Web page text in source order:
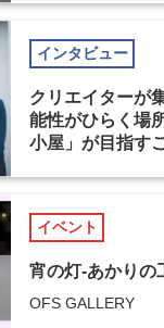
インタビュー
クリエイターが
能性がひらく場
小屋」が目指す
イベント
宵の灯-あかりの
OFS GALLERY